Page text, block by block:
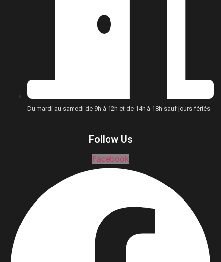
Du mardi au samedi de 9h à 12h et de 14h à 18h sauf jours fériés
Follow Us
Facebook